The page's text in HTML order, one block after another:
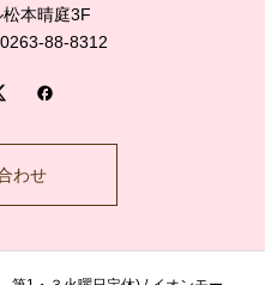
本晴庭3F
88-8312
わせ